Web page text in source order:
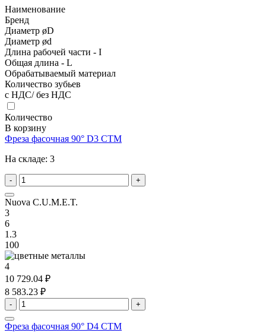
Наименование
Бренд
Диаметр øD
Диаметр ød
Длина рабочей части - I
Общая длина - L
Обрабатываемый материал
Количество зубьев
с НДС/ без НДС
Количество
В корзину
Фреза фасочная 90° D3 CTM
На складе: 3
- +
Nuova C.U.M.E.T.
3
6
1.3
100
4
10 729.04 ₽
8 583.23 ₽
- +
Фреза фасочная 90° D4 CTM